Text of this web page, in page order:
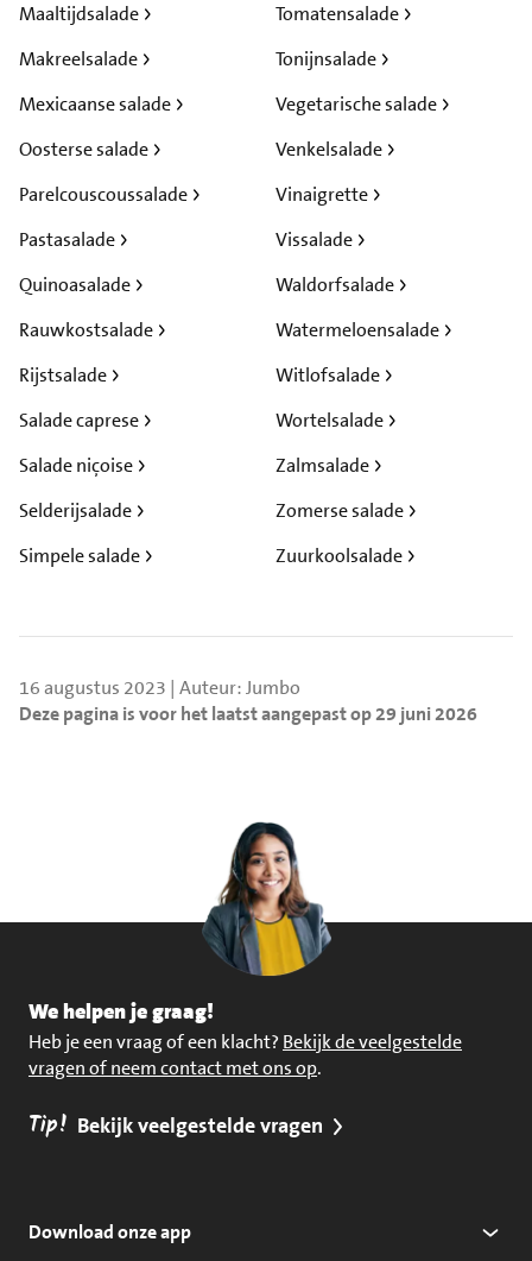
Maaltijdsalade
Makreelsalade
Mexicaanse salade
Oosterse salade
Parelcouscoussalade
Pastasalade
Quinoasalade
Rauwkostsalade
Rijstsalade
Salade caprese
Salade niçoise
Selderijsalade
Simpele salade
Tomatensalade
Tonijnsalade
Vegetarische salade
Venkelsalade
Vinaigrette
Vissalade
Waldorfsalade
Watermeloensalade
Witlofsalade
Wortelsalade
Zalmsalade
Zomerse salade
Zuurkoolsalade
16 augustus 2023 | Auteur: Jumbo
Deze pagina is voor het laatst aangepast op 29 juni 2026
We helpen je graag!
Heb je een vraag of een klacht? Bekijk de veelgestelde
vragen of neem contact met ons op.
Tip! Bekijk veelgestelde vragen
Download onze app